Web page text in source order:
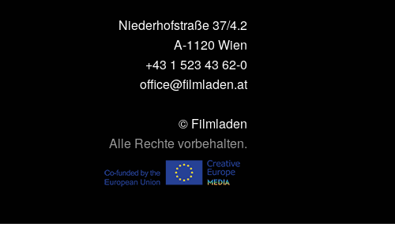
Niederhofstraße 37/4.2
A-1120 Wien
+43 1 523 43 62-0
office@filmladen.at
© Filmladen
Alle Rechte vorbehalten.